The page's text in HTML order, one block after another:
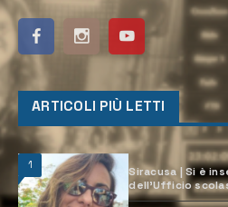
ARTICOLI PIÙ LETTI
1
Siracusa | Si è
dell’Ufficio